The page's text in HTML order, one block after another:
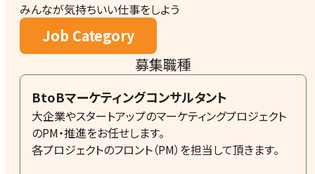
みんなが気持ちいい仕事をしよう
Job Category
募集職種
BtoBマーケティングコンサルタント
大企業やスタートアップのマーケティングプロジェクト
のPM・推進をお任せします。
各プロジェクトのフロント（PM）を担当して頂きます。